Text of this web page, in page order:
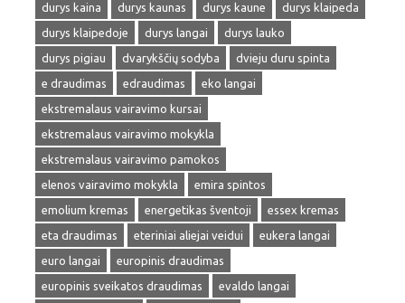
durys kaina
durys kaunas durys kaune
durys klaipeda
durys klaipedoje
durys langai
durys lauko
durys pigiau
dvarykščių sodyba
dvieju duru spinta
e draudimas
edraudimas
eko langai
ekstremalaus vairavimo kursai
ekstremalaus vairavimo mokykla
ekstremalaus vairavimo pamokos
elenos vairavimo mokykla
emira spintos
emolium kremas
energetikas šventoji
essex kremas
eta draudimas
eteriniai aliejai veidui
eukera langai
euro langai
europinis draudimas
europinis sveikatos draudimas
evaldo langai